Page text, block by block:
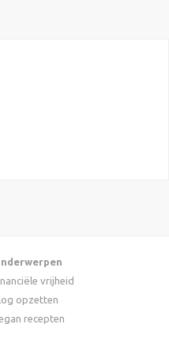
vrijheid
opzetten
recepten